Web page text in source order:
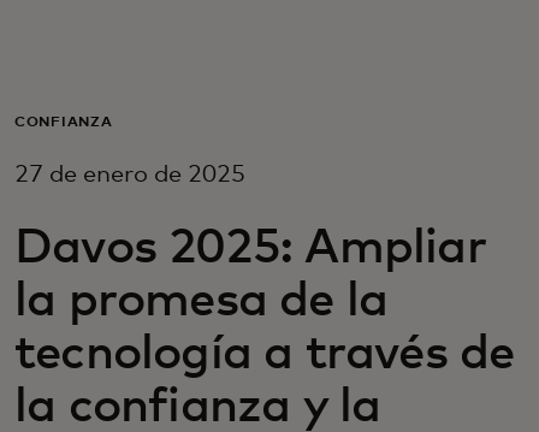
Para empresas
Noticias y tendencias
CONFIANZA
27 de enero de 2025
Davos 2025: Ampliar
la promesa de la
tecnología a través de
la confianza y la